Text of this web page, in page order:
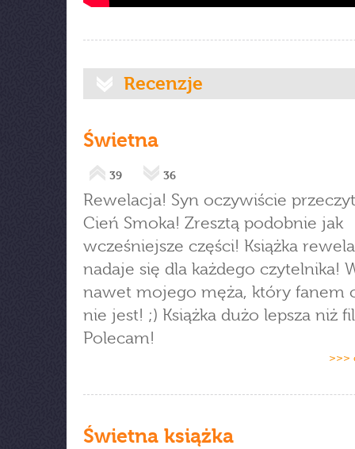
Recenzje
Świetna
39 36
Rewelacja! Syn oczywiście
Cień Smoka! Zresztą podobnie jak
wcześniejsze części! Książka
nadaje się dla każdego czytelnika!
nawet mojego męża, który fanem
nie jest! ;) Książka dużo lepsza niż
Polecam!
>>>
Świetna książka